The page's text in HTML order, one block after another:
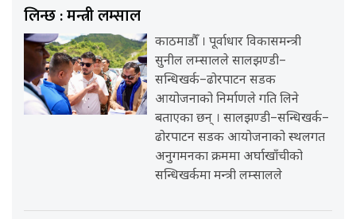
लिन्छ : मन्त्री लम्साल
काठमाडौँ । पूर्वाधार विकासमन्त्री
सुनील लम्सालले सालझण्डी–
सन्धिखर्क–ढोरपाटन सडक
आयोजनाको निर्माणले गति लिने
बताएका छन् । सालझण्डी–सन्धिखर्क–
ढोरपाटन सडक आयोजनाको स्थलगत
अनुगमनका क्रममा अर्घाखाँचीको
सन्धिखर्कमा मन्त्री लम्सालले